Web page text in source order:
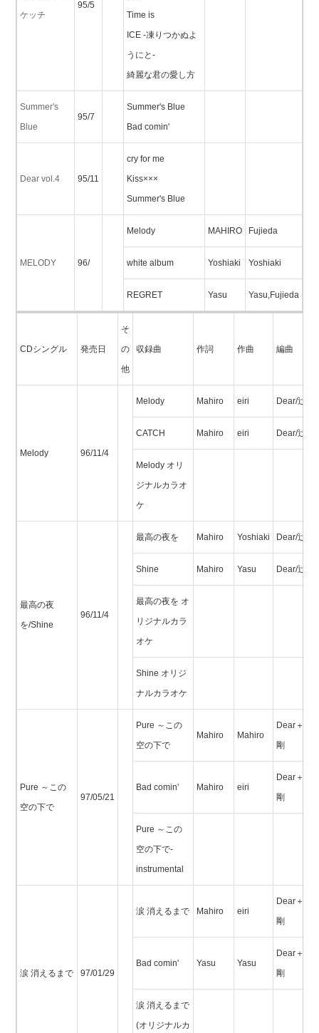
ケッチ
95/5
Time is
ICE -凍りつかぬよ
うにと-
綺麗な君の愛し方
Summer's
Blue
95/7
Summer's Blue
Bad comin'
Dear vol.4 95/11
cry for me
Kiss×××
Summer's Blue
MELODY 96/
Melody MAHIRO Fujieda
white album Yoshiaki Yoshiaki
REGRET Yasu Yasu,Fujieda
CDシングル 発売日
そ
の
他
収録曲 作詞 作曲 編曲
Melody 96/11/4
Melody Mahiro eiri Dear/辻 剛
CATCH Mahiro eiri Dear/辻 剛
Melody オリ
ジナルカラオ
ケ
最高の夜
を/Shine
96/11/4
最高の夜を Mahiro Yoshiaki Dear/辻 剛
Shine Mahiro Yasu Dear/辻 剛
最高の夜を オ
リジナルカラ
オケ
Shine オリジ
ナルカラオケ
Pure ～この
空の下で
97/05/21
Pure ～この
空の下で
Mahiro Mahiro
Dear＋辻
剛
Bad comin' Mahiro eiri
Dear＋辻
剛
Pure ～この
空の下で-
instrumental
涙 消えるまで 97/01/29
涙 消えるまで Mahiro eiri
Dear＋辻
剛
Bad comin' Yasu Yasu
Dear＋辻
剛
涙 消えるまで
(オリジナルカ